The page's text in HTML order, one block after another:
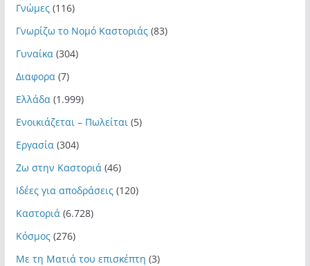
Γνώμες(116)
Γνωρίζω το Νομό Καστοριάς(83)
Γυναίκα (304)
Διαφορα (7)
Ελλάδα (1.999)
Ενοικιάζεται – Πωλείται (5)
Εργασία (304)
Ζω στην Καστοριά (46)
Ιδέες για αποδράσεις(120)
Καστοριά (6.728)
Κόσμος(276)
Με τη Ματιά του επισκέπτη (3)